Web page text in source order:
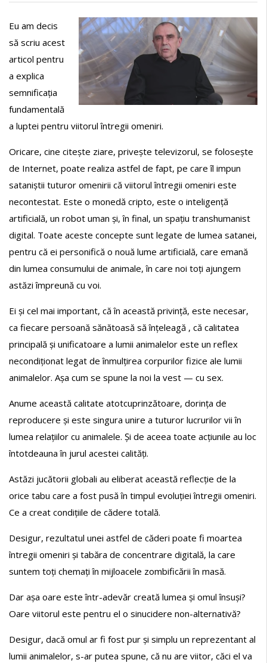
Eu am decis
să scriu acest
articol pentru
a explica
semnificația
fundamentală
a luptei pentru viitorul întregii omeniri.
Oricare, cine citește ziare, privește televizorul, se folosește
de Internet, poate realiza astfel de fapt, pe care îl impun
sataniștii tuturor omenirii că viitorul întregii omeniri este
necontestat. Este o monedă cripto, este o inteligență
artificială, un robot uman și, în final, un spațiu transhumanist
digital. Toate aceste concepte sunt legate de lumea satanei,
pentru că ei personifică o nouă lume artificială, care emană
din lumea consumului de animale, în care noi toți ajungem
astăzi împreună cu voi.
Ei și cel mai important, că în această privință, este necesar,
ca fiecare persoană sănătoasă să înțeleagă , că calitatea
principală și unificatoare a lumii animalelor este un reflex
necondiționat legat de înmulțirea corpurilor fizice ale lumii
animalelor. Așa cum se spune la noi la vest — cu sex.
Anume această calitate atotcuprinzătoare, dorința de
reproducere și este singura unire a tuturor lucrurilor vii în
lumea relațiilor cu animalele. Și de aceea toate acțiunile au loc
întotdeauna în jurul acestei calități.
Astăzi jucătorii globali au eliberat această reflecție de la
orice tabu care a fost pusă în timpul evoluției întregii omeniri.
Ce a creat condițiile de cădere totală.
Desigur, rezultatul unei astfel de căderi poate fi moartea
întregii omeniri și tabăra de concentrare digitală, la care
suntem toți chemați în mijloacele zombificării în masă.
Dar așa oare este într-adevăr creată lumea și omul însuși?
Oare viitorul este pentru el o sinucidere non-alternativă?
Desigur, dacă omul ar fi fost pur și simplu un reprezentant al
lumii animalelor, s-ar putea spune, că nu are viitor, căci el va